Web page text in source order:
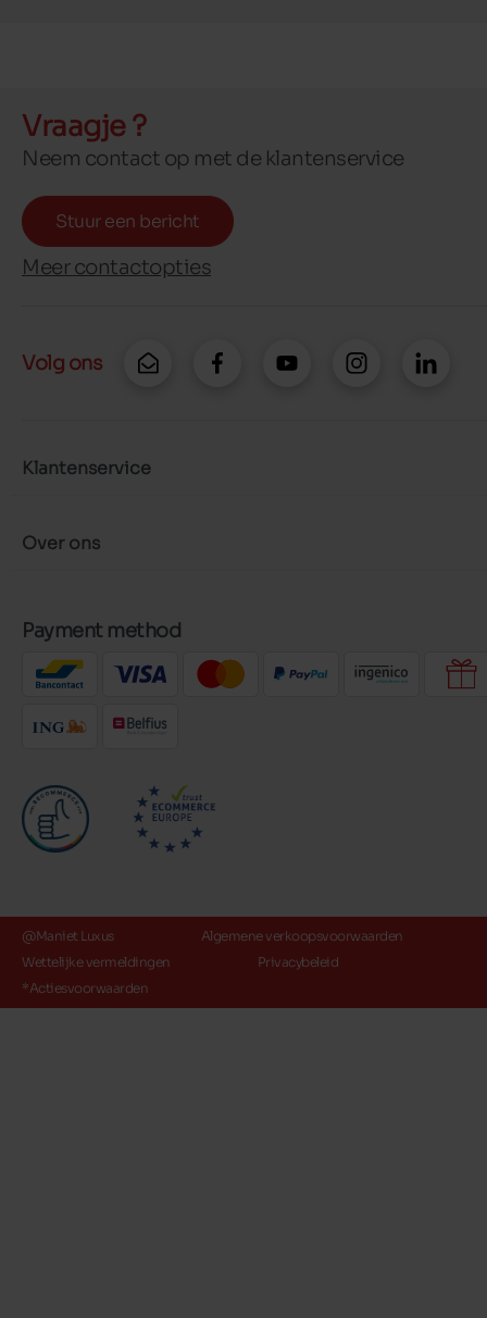
Vraagje ?
Neem contact op met de klantenservice
Stuur een bericht
Meer contactopties
Volg ons
Klantenservice
Over ons
Payment method
@Maniet Luxus
Algemene verkoopsvoorwaarden
Wettelijke vermeldingen
Privacybeleid
*Actiesvoorwaarden